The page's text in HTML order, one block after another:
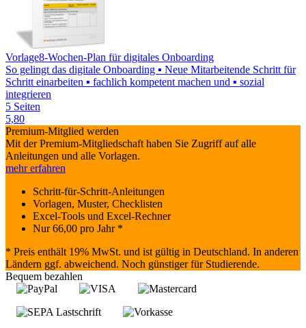
Vorlage8-Wochen-Plan für digitales Onboarding
So gelingt das digitale Onboarding ▪ Neue Mitarbeitende Schritt für
Schritt einarbeiten ▪ fachlich kompetent machen und ▪ sozial
integrieren
5 Seiten
5,80
Premium-Mitglied werden
Mit der Premium-Mitgliedschaft haben Sie Zugriff auf alle
Anleitungen und alle Vorlagen.
mehr erfahren
Schritt-für-Schritt-Anleitungen
Vorlagen, Muster, Checklisten
Excel-Tools und Excel-Rechner
Nur66,00 pro Jahr *
* Preis enthält 19% MwSt. und ist gültig in Deutschland. In anderen
Ländern ggf. abweichend. Noch günstiger für Studierende.
Bequem bezahlen